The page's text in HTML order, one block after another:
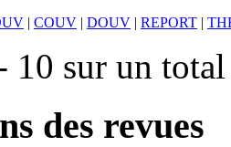
| COUV | DOUV | REPORT |
10 sur un
des revues